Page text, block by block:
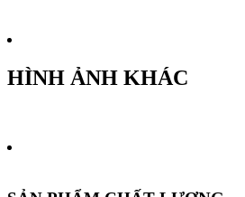
HÌNH ẢNH KHÁC